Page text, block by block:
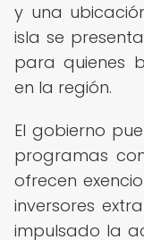
y una
isla se
para quienes
en la región.
El gobierno
programas
ofrecen
inversores
impulsado la